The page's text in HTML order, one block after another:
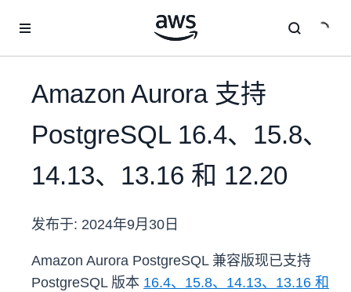
Amazon Aurora 支持
PostgreSQL 16.4、15.8、
14.13、13.16 和 12.20
发布于: 2024年9月30日
Amazon Aurora PostgreSQL 兼容版现已支持
PostgreSQL 版本 16.4、15.8、14.13、13.16 和